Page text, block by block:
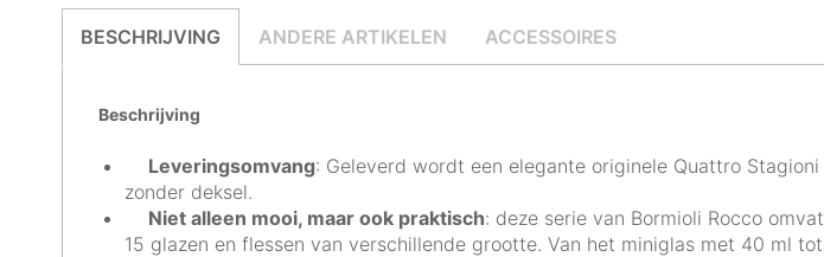
BESCHRIJVING ANDERE ARTIKELEN ACCESSOIRES
Beschrijving
Leveringsomvang: Geleverd wordt een elegante originele Quattro Stagioni
zonder deksel.
Niet alleen mooi, maar ook praktisch: deze serie van Bormioli Rocco omvat
15 glazen en flessen van verschillende grootte. Van het miniglas met 40 ml tot